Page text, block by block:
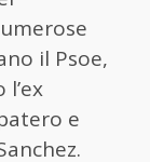
il Psoe,
e